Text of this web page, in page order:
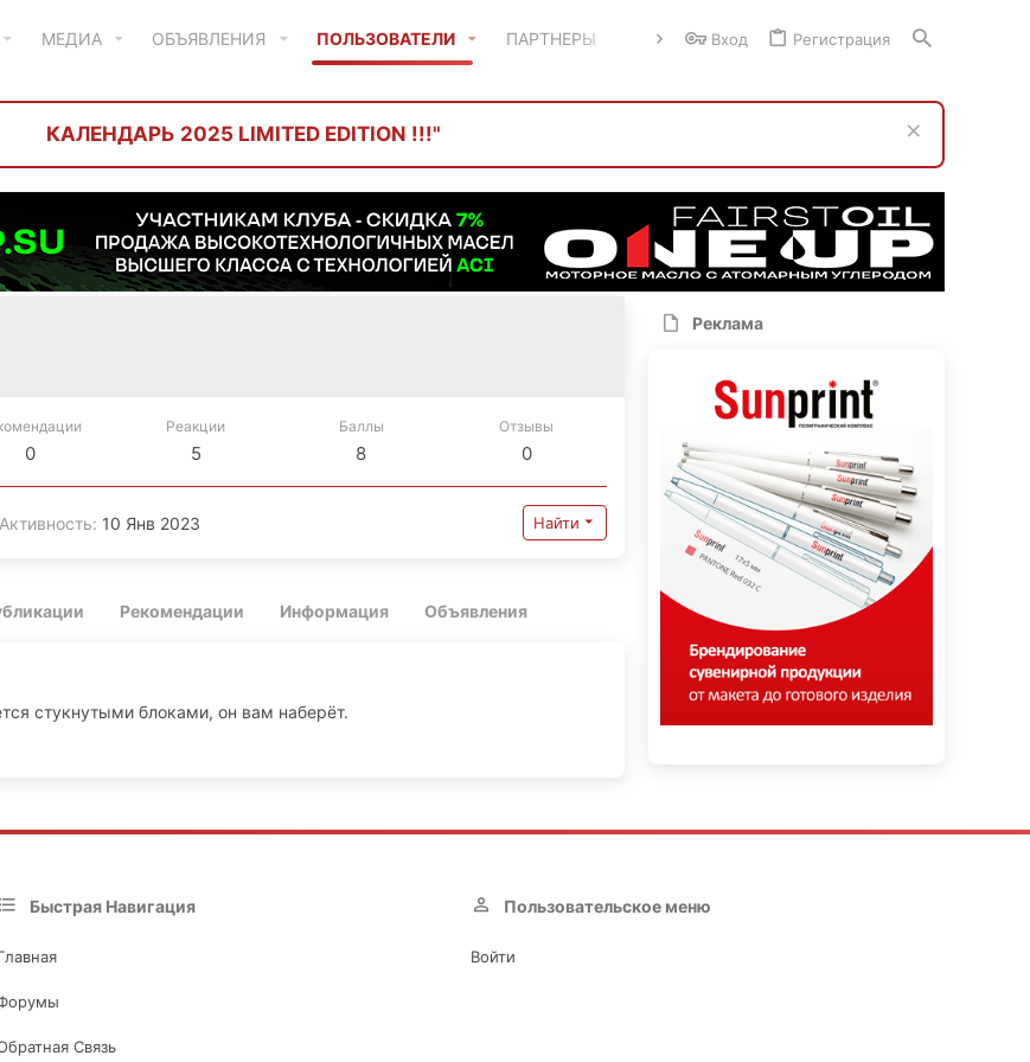
МЕДИА ОБЪЯВЛЕНИЯ ПОЛЬЗОВАТЕЛИ ПАРТНЕРЫ Вход Регистрация
КАЛЕНДАРЬ 2025 LIMITED EDITION !!!"
0
Реакции
5
Баллы
8
Отзывы
0
Активность 10 Янв 2023 Найти
Рекомендации Информация Объявления
стукнутыми блоками, он вам наберёт.
Реклама
Быстрая Навигация
Связь
Пользовательское меню
Войти